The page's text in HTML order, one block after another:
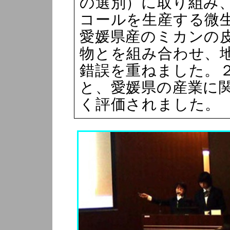
コールを生産する微
愛媛県産のミカンの
物とを組み合わせ、
錯誤を重ねました。
と、愛媛県の産業に
く評価されました。